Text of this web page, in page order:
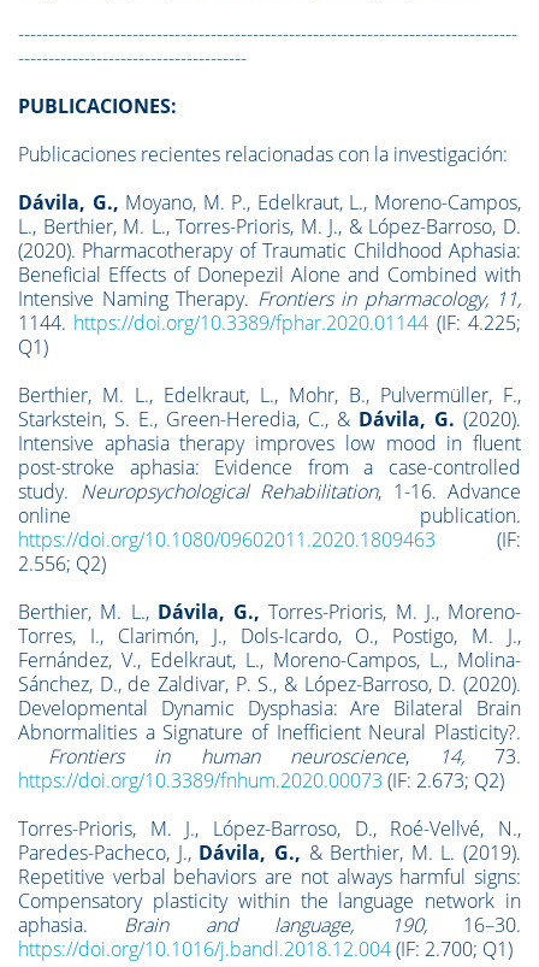
-----------------------------------------------------------------------------------
--------------------------------------
PUBLICACIONES:
Publicaciones recientes relacionadas con la investigación:
Dávila, G., Moyano, M. P., Edelkraut, L., Moreno-Campos,
L., Berthier, M. L., Torres-Prioris, M. J., & López-Barroso, D.
(2020). Pharmacotherapy of Traumatic Childhood Aphasia:
Beneficial Effects of Donepezil Alone and Combined with
Intensive Naming Therapy. Frontiers in pharmacology, 11,
1144. https://doi.org/10.3389/fphar.2020.01144 (IF: 4.225;
Q1)
Berthier, M. L., Edelkraut, L., Mohr, B., Pulvermüller, F.,
Starkstein, S. E., Green-Heredia, C., & Dávila, G. (2020).
Intensive aphasia therapy improves low mood in fluent
post-stroke aphasia: Evidence from a case-controlled
study. Neuropsychological Rehabilitation, 1-16. Advance
online publication.
https://doi.org/10.1080/09602011.2020.1809463 (IF:
2.556; Q2)
Berthier, M. L., Dávila, G., Torres-Prioris, M. J., Moreno-
Torres, I., Clarimón, J., Dols-Icardo, O., Postigo, M. J.,
Fernández, V., Edelkraut, L., Moreno-Campos, L., Molina-
Sánchez, D., de Zaldivar, P. S., & López-Barroso, D. (2020).
Developmental Dynamic Dysphasia: Are Bilateral Brain
Abnormalities a Signature of Inefficient Neural Plasticity?.
Frontiers in human neuroscience,14,73.
https://doi.org/10.3389/fnhum.2020.00073 (IF: 2.673; Q2)
Torres-Prioris, M. J., López-Barroso, D., Roé-Vellvé, N.,
Paredes-Pacheco, J., Dávila, G., & Berthier, M. L. (2019).
Repetitive verbal behaviors are not always harmful signs:
Compensatory plasticity within the language network in
aphasia. Brain and language, 190,16–30.
https://doi.org/10.1016/j.bandl.2018.12.004(IF: 2.700; Q1)